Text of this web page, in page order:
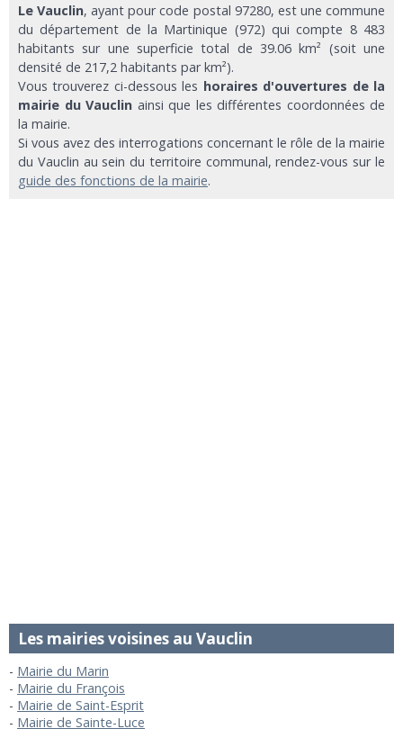
Le Vauclin, ayant pour code postal 97280, est une commune
du département de la Martinique (972) qui compte 8 483
habitants sur une superficie total de 39.06 km² (soit une
densité de 217,2 habitants par km²).
Vous trouverez ci-dessous les horaires d'ouvertures de la
mairie du Vauclin ainsi que les différentes coordonnées de
la mairie.
Si vous avez des interrogations concernant le rôle de la mairie
du Vauclin au sein du territoire communal, rendez-vous sur le
guide des fonctions de la mairie.
Les mairies voisines au Vauclin
Mairie du Marin
Mairie du François
Mairie de Saint-Esprit
Mairie de Sainte-Luce